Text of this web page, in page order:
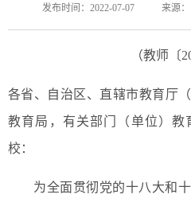
发布时间：2022-07-07 来源：
（教师〔
各省、自治区、直辖市教育厅
教育局，有关部门（单位）教
校：
为全面贯彻党的十八大和